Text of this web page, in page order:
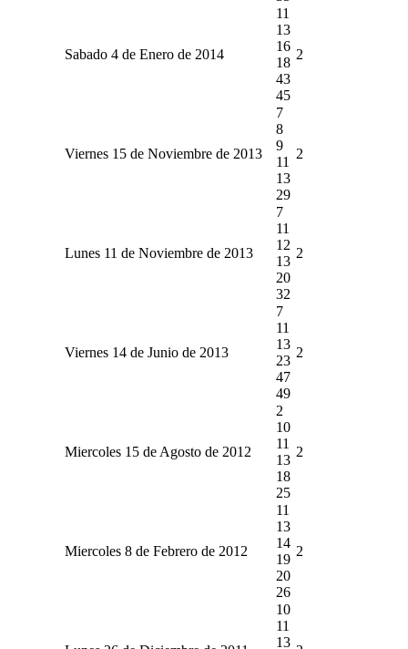
Sabado 4 de Enero de 2014
11
13
16
18
43
45
2
Viernes 15 de Noviembre de 2013
7
8
9
11
13
29
2
Lunes 11 de Noviembre de 2013
7
11
12
13
20
32
2
Viernes 14 de Junio de 2013
7
11
13
23
47
49
2
Miercoles 15 de Agosto de 2012
2
10
11
13
18
25
2
Miercoles 8 de Febrero de 2012
11
13
14
19
20
26
2
10
11
13